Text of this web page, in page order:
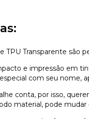
TPU Transparente
e impressão em
com seu nome,
conta, por isso,
material, pode